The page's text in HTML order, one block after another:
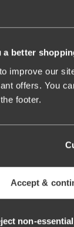
a better
improve our
offers. You
footer.
Accept &
4
449
9